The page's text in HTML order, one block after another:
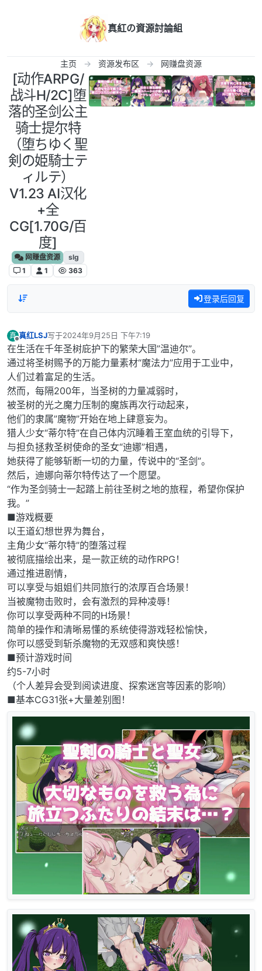
真紅の資源討論組
主页 资源发布区 网赚盘资源
[动作ARPG/
战斗H/2C]堕
落的圣剑公主
骑士提尔特
（堕ちゆく聖
剣の姫騎士テ
ィルテ）
V1.23 AI汉化
+全
CG[1.70G/百
度]
网赚盘资源
slg
1
1 363
登录后回复
真
离线
真红LSJ写于2024年9月25日 下午7:19
最后由 编辑
在生活在千年圣树庇护下的繁荣大国”温迪尔”。
通过将圣树赐予的万能力量素材“魔法力”应用于工业中，
人们过着富足的生活。
然而，每隔200年，当圣树的力量减弱时，
被圣树的光之魔力压制的魔族再次行动起来，
他们的隶属”魔物”开始在地上肆意妄为。
猎人少女“蒂尔特”在自己体内沉睡着王室血统的引导下，
与担负拯救圣树使命的圣女“迪娜”相遇，
她获得了能够斩断一切的力量，传说中的“圣剑”。
然后，迪娜向蒂尔特传达了一个愿望。
“作为圣剑骑士一起踏上前往圣树之地的旅程，希望你保护
我。”
■游戏概要
以王道幻想世界为舞台，
主角少女“蒂尔特”的堕落过程
被彻底描绘出来，是一款正统的动作RPG！
通过推进剧情，
可以享受与姐姐们共同旅行的浓厚百合场景！
当被魔物击败时，会有激烈的异种凌辱！
你可以享受两种不同的H场景！
简单的操作和清晰易懂的系统使得游戏轻松愉快，
你可以感受到斩杀魔物的无双感和爽快感！
■预计游戏时间
约5-7小时
（个人差异会受到阅读进度、探索迷宫等因素的影响）
■基本CG31张+大量差别图！